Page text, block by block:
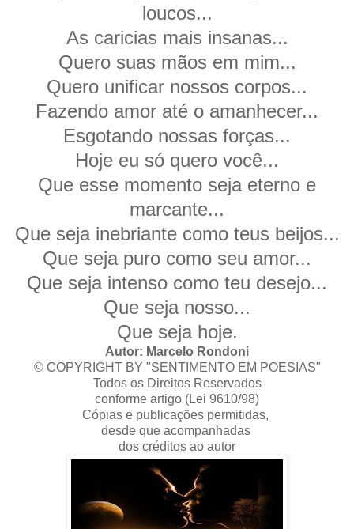
loucos...
As caricias mais insanas...
Quero suas mãos em mim...
Quero unificar nossos corpos...
Fazendo amor até o amanhecer...
Esgotando nossas forças...
Hoje eu só quero você...
Que esse momento seja eterno e
marcante...
Que seja inebriante como teus beijos...
Que seja puro como seu amor...
Que seja intenso como teu desejo...
Que seja nosso...
Que seja hoje.
Autor: Marcelo Rondoni
© COPYRIGHT BY "SENTIMENTO EM POESIAS"
Todos os Direitos Reservados
conforme artigo (Lei 9610/98)
Cópias e publicações permitidas,
desde que acompanhadas
dos créditos ao autor